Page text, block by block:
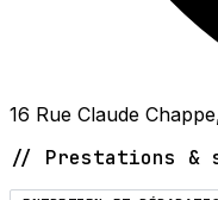
16 Rue Claude
// Prestations &